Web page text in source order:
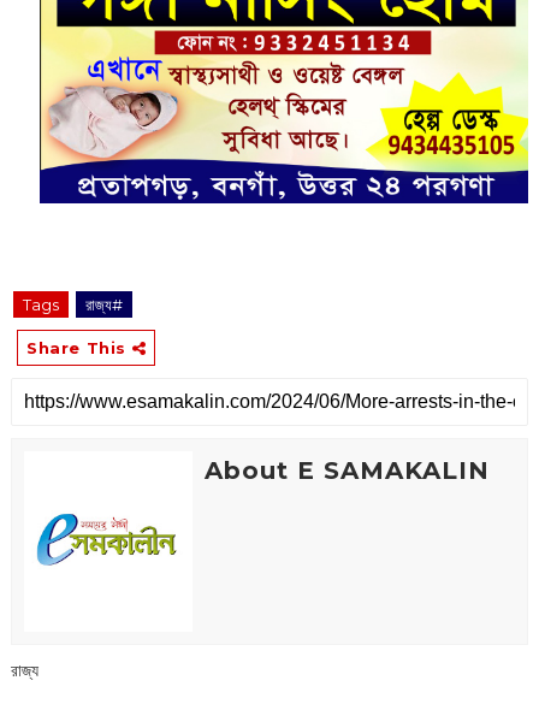
Tags রাজ্য#
Share This
About E SAMAKALIN
রাজ্য